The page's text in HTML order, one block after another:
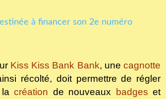
Kiss Kiss Bank Bank, une cagnotte
récolté, doit permettre de régler
création de nouveaux badges et